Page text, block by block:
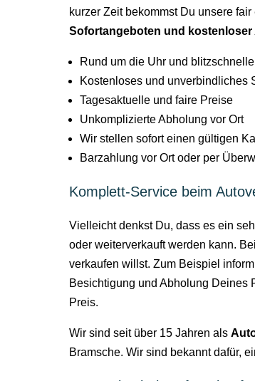
kurzer Zeit bekommst Du unsere
Sofortangeboten und kostenloser
Rund um die Uhr und
Kostenloses und unverbindliches
Tagesaktuelle und faire Preise
Unkomplizierte Abholung vor Ort
Wir stellen sofort einen gültigen
Barzahlung vor Ort oder per
Komplett-Service beim
Vielleicht denkst Du, dass es ein
oder weiterverkauft werden kann.
verkaufen willst. Zum Beispiel
Besichtigung und Abholung Deines
Preis.
Wir sind seit über 15 Jahren als
Bramsche. Wir sind bekannt dafür,